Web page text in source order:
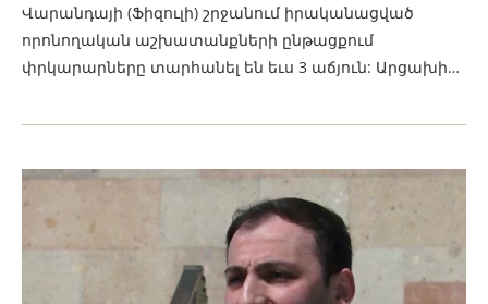
Վարանդայի (Ֆիզուլի) շրջանում իրականացված
որոնողական աշխատանքների ընթացքում
փրկարարները տարհանել են եւս 3 աճյուն: Արցախի…